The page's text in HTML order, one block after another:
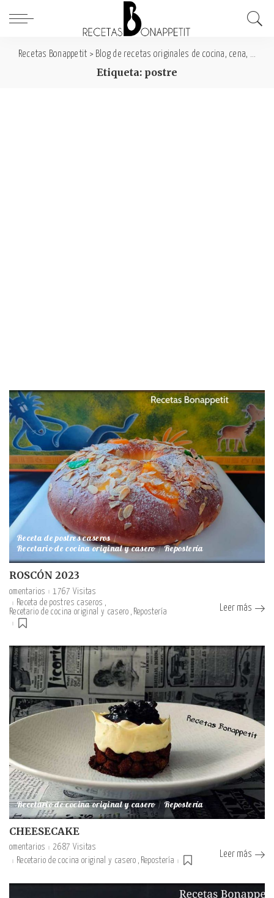
Recetas Bonappetit > Blog de recetas originales de cocina, cena, comida y desayuno
Etiqueta: postre
Receta de postres caseros
Recetario de cocina original y casero Repostería
ROSCÓN 2023
omentarios
1767 Visitas
Receta de postres caseros
Recetario de cocina original y casero
Repostería Leer más
Recetario de cocina original y casero Repostería
CHEESECAKE
omentarios
2687 Visitas
Recetario de cocina original y casero
Repostería
Leer más